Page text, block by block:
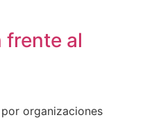
frente al
organizaciones